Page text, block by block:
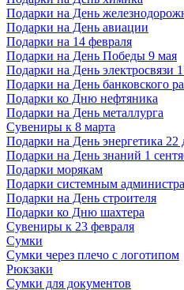
Подарки на День
Подарки на День авиации
Подарки на 14 февраля
Подарки на День Победы 9 мая
Подарки на День электросвязи
Подарки на День банковского
Подарки ко Дню нефтяника
Подарки на День металлурга
Сувениры к 8 марта
Подарки на День энергетика 22
Подарки на День знаний 1
Подарки морякам
Подарки системным
Подарки на День строителя
Подарки ко Дню шахтера
Сувениры к 23 февраля
Сумки
Сумки через плечо с логотипом
Рюкзаки
Сумки для документов